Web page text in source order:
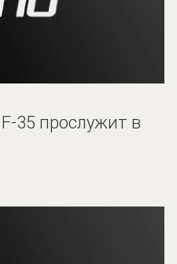
35 прослужит в